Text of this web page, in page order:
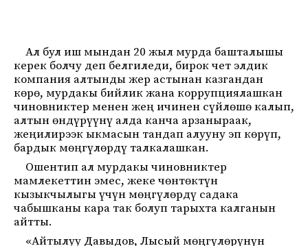
Ал бул иш мындан 20 жыл мурда башталышы
керек болчу деп белгиледи, бирок чет элдик
компания алтынды жер астынан казгандан
көрө, мурдакы бийлик жана коррупциялашкан
чиновниктер менен жең ичинен сүйлөшө калып,
алтын өндүрүүнү алда канча арзаныраак,
жеңилирээк ыкмасын тандап алууну эп көрүп,
бардык мөңгүлөрдү талкалашкан.
Ошентип ал мурдакы чиновниктер
мамлекеттин эмес, жеке чөнтөктүн
кызыкчылыгы үчүн мөңгүлөрдү садака
чабышканы кара так болуп тарыхта калганын
айтты.
«Айтылуу Давыдов, Лысый мөңгүлөрүнүн